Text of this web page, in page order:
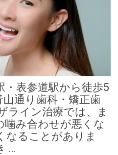
・表参道駅から徒歩5
通り歯科・矯正歯
ライン治療では、ま
噛み合わせが悪くな
なることがありま
…